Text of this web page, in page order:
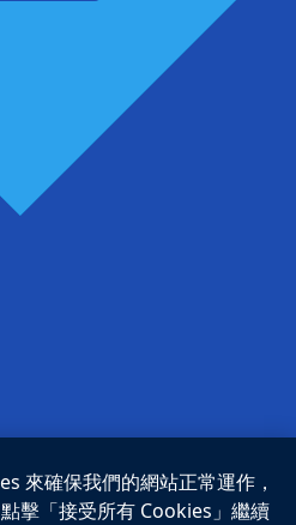
來確保我們的網站正常運作，
擊「接受所有 Cookies」繼續